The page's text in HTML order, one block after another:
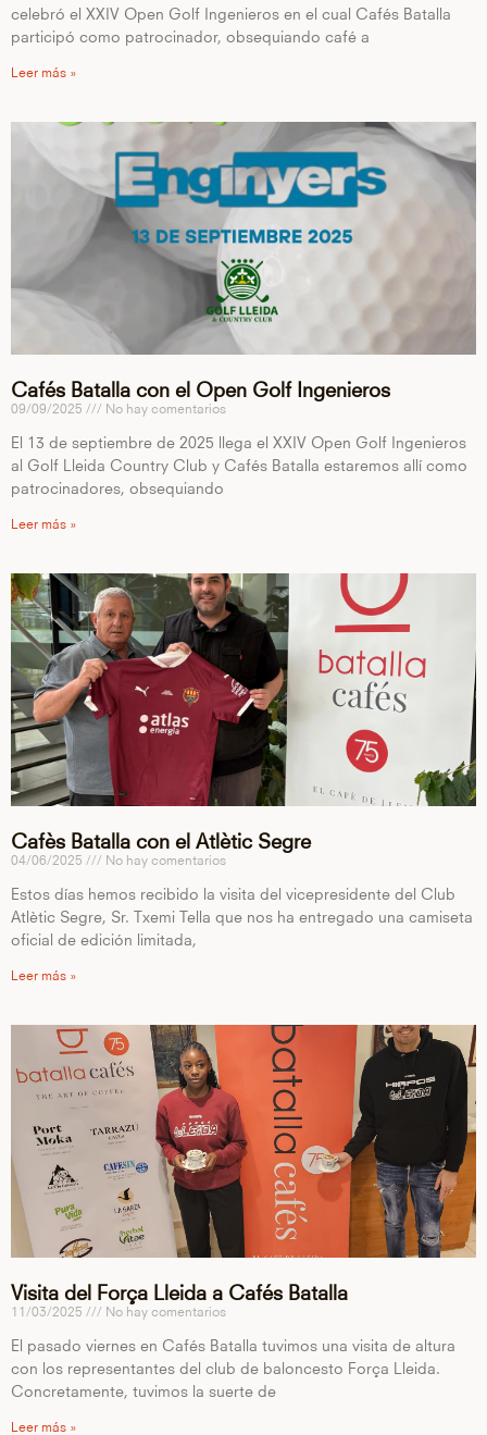
celebró el XXIV Open Golf Ingenieros en el cual Cafés Batalla
participó como patrocinador, obsequiando café a
Leer más »
Cafés Batalla con el Open Golf Ingenieros
09/09/2025 No hay comentarios
El 13 de septiembre de 2025 llega el XXIV Open Golf Ingenieros
al Golf Lleida Country Club y Cafés Batalla estaremos allí como
patrocinadores, obsequiando
Leer más »
Cafès Batalla con el Atlètic Segre
04/06/2025 No hay comentarios
Estos días hemos recibido la visita del vicepresidente del Club
Atlètic Segre, Sr. Txemi Tella que nos ha entregado una camiseta
oficial de edición limitada,
Leer más »
Visita del Força Lleida a Cafés Batalla
11/03/2025 No hay comentarios
El pasado viernes en Cafés Batalla tuvimos una visita de altura
con los representantes del club de baloncesto Força Lleida.
Concretamente, tuvimos la suerte de
Leer más »